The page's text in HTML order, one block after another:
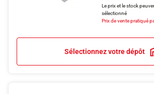
Le prix et le stock
sélectionné
Prix de vente pratiqué
Sélectionnez votre dépôt